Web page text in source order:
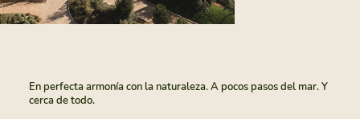
En perfecta armonía con la naturaleza. A pocos pasos del mar. Y
cerca de todo.